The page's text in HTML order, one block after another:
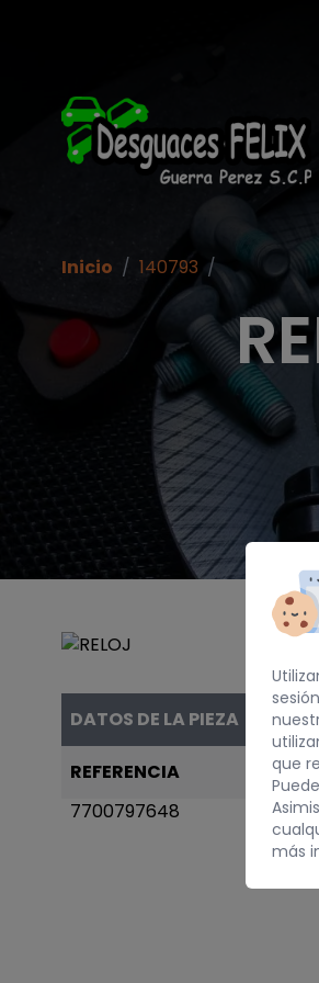
Inicio / 140793 /
DATOS DE LA PIEZA
REFERENCIA
7700797648
que
más